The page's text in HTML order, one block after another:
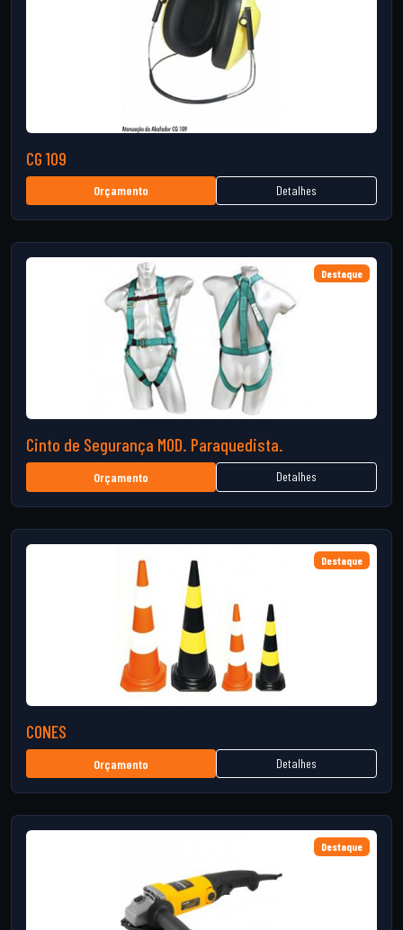
CG 109
Orçamento Detalhes
Destaque
Cinto de Segurança MOD. Paraquedista.
Orçamento Detalhes
Destaque
CONES
Orçamento Detalhes
Destaque